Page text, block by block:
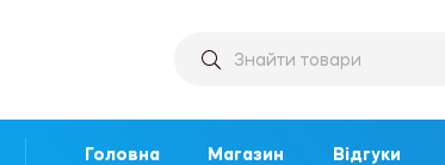
Головна Магазин Відгуки